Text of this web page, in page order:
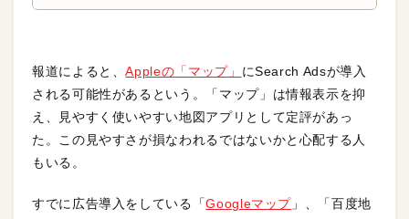
報道によると、Appleの「マップ」 にSearch Adsが導入
される可能性があるという。「マップ」は情報表示を抑
え、見やすく使いやすい地図アプリとして定評があっ
た。この見やすさが損なわれるではないかと心配する人
もいる。
すでに広告導入をしている「Googleマップ 」、「百度地